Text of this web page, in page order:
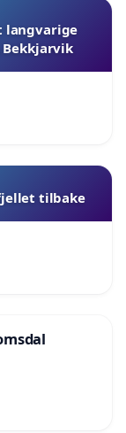
langvarige
Bekkjarvik
tilbake